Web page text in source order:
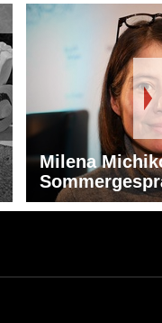
Milena